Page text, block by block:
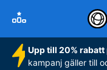
Upp till 20%
kampanj gäller till